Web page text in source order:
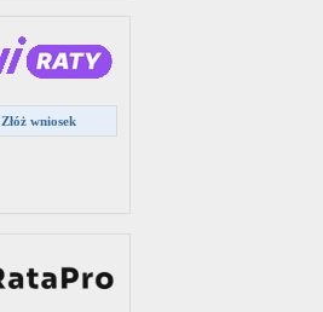
Złóż wniosek